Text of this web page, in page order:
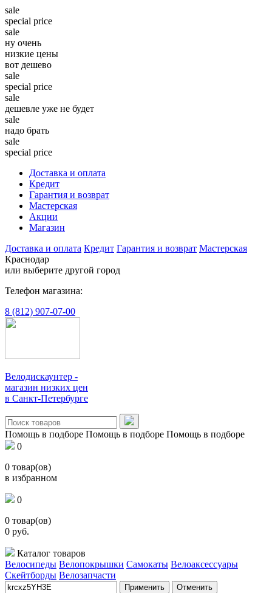
sale
special price
sale
ну очень
низкие цены
вот дешево
sale
special price
sale
дешевле уже не будет
sale
надо брать
sale
special price
Доставка и оплата
Кредит
Гарантия и возврат
Мастерская
Акции
Магазин
Доставка и оплата Кредит Гарантия и возврат Мастерская
Краснодар
или выберите другой город
Телефон магазина:
8 (812) 907-07-00
Велодискаунтер -
магазин низких цен
в Санкт-Петербурге
Помощь в подборе Помощь в подборе Помощь в подборе
0
0 товар(ов)
в избранном
0
0 товар(ов)
0 руб.
Каталог товаров
Велосипеды Велопокрышки Самокаты Велоаксессуары
Скейтборды Велозапчасти
Применить Отменить